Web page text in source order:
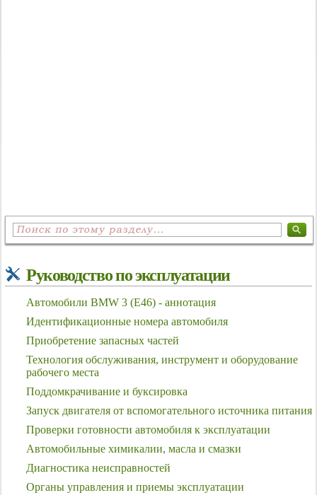
Руководство по эксплуатации
Автомобили BMW 3 (Е46) - аннотация
Идентификационные номера автомобиля
Приобретение запасных частей
Технология обслуживания, инструмент и оборудование
рабочего места
Поддомкрачивание и буксировка
Запуск двигателя от вспомогательного источника питания
Проверки готовности автомобиля к эксплуатации
Автомобильные химикалии, масла и смазки
Диагностика неисправностей
Органы управления и приемы эксплуатации